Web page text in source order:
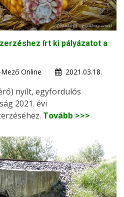
írt ki pályázatot a
Online
2021.03.18.
nyílt, egyfordulós
2021. évi
Tovább >>>